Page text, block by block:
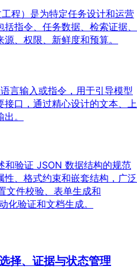
程）是为特定任务设计和运营
指令、任务数据、检索证据、
、权限、新鲜度和预算。
言输入或指令，用于引导模型
口，通过精心设计的文本、上
。
和验证 JSON 数据结构的规范
、格式约束和嵌套结构，广泛
文件校验、表单生成和
化验证和文档生成。
择、证据与状态管理